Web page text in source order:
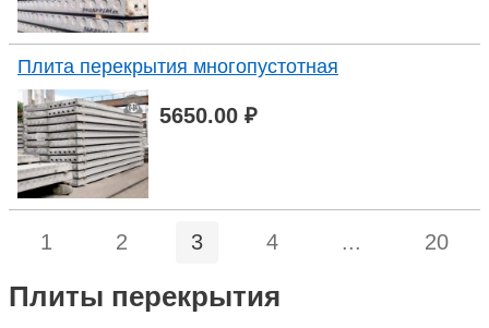
Плита перекрытия многопустотная
5650.00 ₽
1 2 3 4 ... 20
Плиты перекрытия